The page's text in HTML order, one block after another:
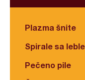
Plazma šnite
Spirale sa
Pečeno pile